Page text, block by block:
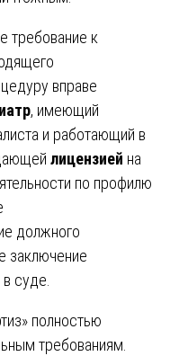
требование к
вправе
, имеющий
и работающий в
лицензией на
по профилю
должного
заключение
суде.
полностью
требованиям.